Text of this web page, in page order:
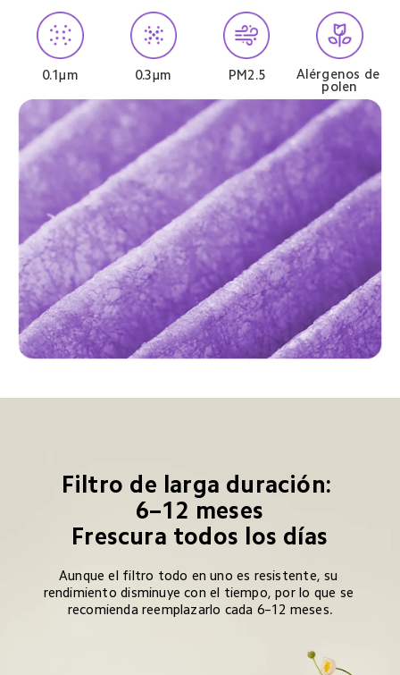
0.1μm 0.3μm PM2.5
Alérgenos de
polen
Filtro de larga duración:
6–12 meses
Frescura todos los días
Aunque el filtro todo en uno es resistente, su
rendimiento disminuye con el tiempo, por lo que se
recomienda reemplazarlo cada 6–12 meses.